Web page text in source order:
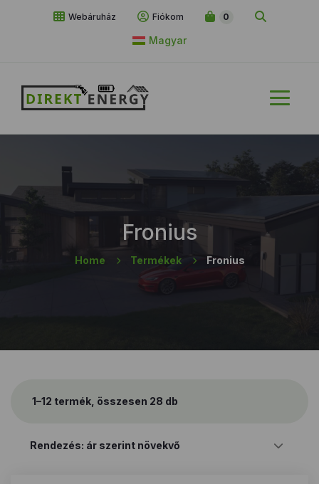
Webáruház Fiókom 0
Magyar
Fronius
Home Termékek Fronius
1–12 termék, összesen 28 db
to
high